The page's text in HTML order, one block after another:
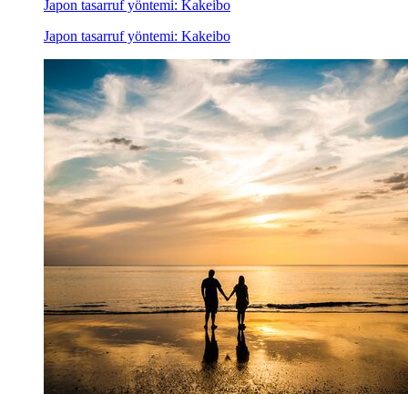
Japon tasarruf yöntemi: Kakeibo
Japon tasarruf yöntemi: Kakeibo